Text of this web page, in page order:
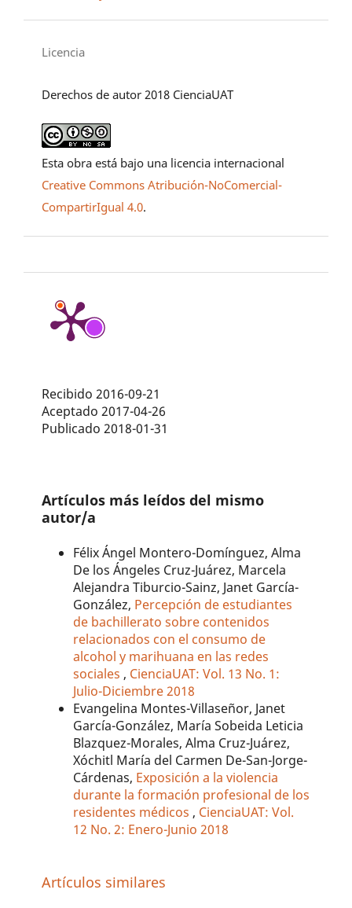
Licencia
Derechos de autor 2018 CienciaUAT
Esta obra está bajo una licencia internacional
Creative Commons Atribución-NoComercial-
CompartirIgual 4.0.
Recibido 2016-09-21
Aceptado 2017-04-26
Publicado 2018-01-31
Artículos más leídos del mismo
autor/a
Félix Ángel Montero-Domínguez, Alma
De los Ángeles Cruz-Juárez, Marcela
Alejandra Tiburcio-Sainz, Janet García-
González, Percepción de estudiantes
de bachillerato sobre contenidos
relacionados con el consumo de
alcohol y marihuana en las redes
sociales , CienciaUAT: Vol. 13 No. 1:
Julio-Diciembre 2018
Evangelina Montes-Villaseñor, Janet
García-González, María Sobeida Leticia
Blazquez-Morales, Alma Cruz-Juárez,
Xóchitl María del Carmen De-San-Jorge-
Cárdenas, Exposición a la violencia
durante la formación profesional de los
residentes médicos , CienciaUAT: Vol.
12 No. 2: Enero-Junio 2018
Artículos similares